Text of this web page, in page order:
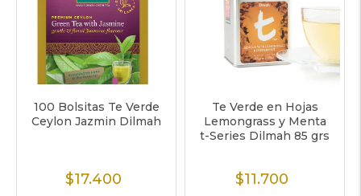
100 Bolsitas Te Verde
Ceylon Jazmin Dilmah
Precio
$17.400
Te Verde en Hojas
Lemongrass y Menta
t-Series Dilmah 85 grs
Precio
$11.700